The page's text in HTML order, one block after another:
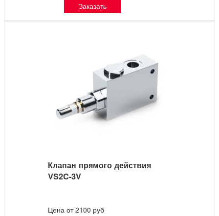
Заказать
Клапан прямого действия
VS2C-3V
Цена от 2100 руб